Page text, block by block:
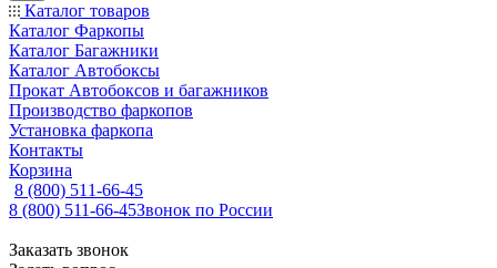
Каталог товаров
Каталог Фаркопы
Каталог Багажники
Каталог Автобоксы
Прокат Автобоксов и багажников
Производство фаркопов
Установка фаркопа
Контакты
Корзина
8 (800) 511-66-45
8 (800) 511-66-45Звонок по России
Заказать звонок